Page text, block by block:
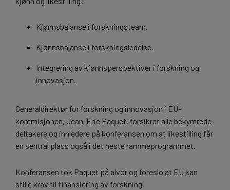
Kjønnsbalanse i forskningsteam.
Kjønnsbalanse i forskningsledelse.
Integrering av kjønnsperspektiver i forskning og
innovasjon.
Generaldirektør for forskning og innovasjon i EU-
kommisjonen, Jean-Eric Paquet, forsikret alle bekymrede
deltakere og innledere på konferansen om at likestilling får
en sentral plass også i det neste rammeprogrammet.
Konferansen tok Paquet på alvor og foreslo at EU kan
stille krav til finansiering av forskning.